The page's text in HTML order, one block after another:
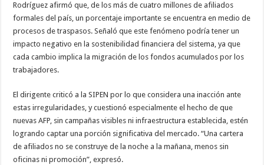
Rodríguez afirmó que, de los más de cuatro millones de afiliados
formales del país, un porcentaje importante se encuentra en medio de
procesos de traspasos. Señaló que este fenómeno podría tener un
impacto negativo en la sostenibilidad financiera del sistema, ya que
cada cambio implica la migración de los fondos acumulados por los
trabajadores.
El dirigente criticó a la SIPEN por lo que considera una inacción ante
estas irregularidades, y cuestionó especialmente el hecho de que
nuevas AFP, sin campañas visibles ni infraestructura establecida, estén
logrando captar una porción significativa del mercado. “Una cartera
de afiliados no se construye de la noche a la mañana, menos sin
oficinas ni promoción”, expresó.